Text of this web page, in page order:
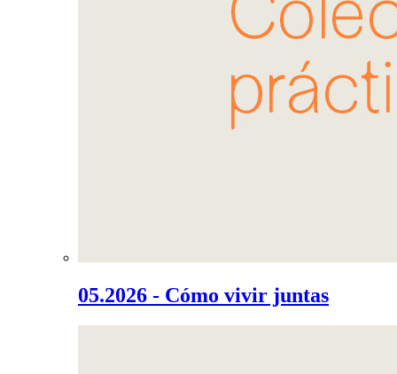
05.2026 - Cómo vivir juntas